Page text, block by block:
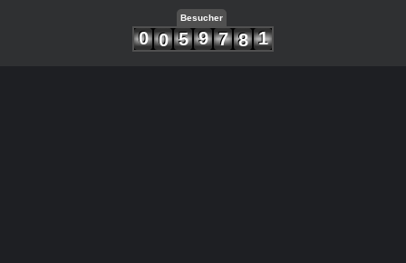
Besucher
0 0 5 9 7 8 1